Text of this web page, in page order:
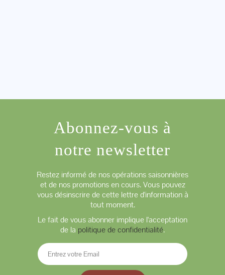
Abonnez-vous à
notre newsletter
Restez informé de nos opérations saisonnières
et de nos promotions en cours. Vous pouvez
vous désinscrire de cette lettre d'information à
tout moment.
Le fait de vous abonner implique l'acceptation
de la politique de confidentialité.